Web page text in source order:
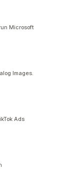
Microsoft
Images.
Ads